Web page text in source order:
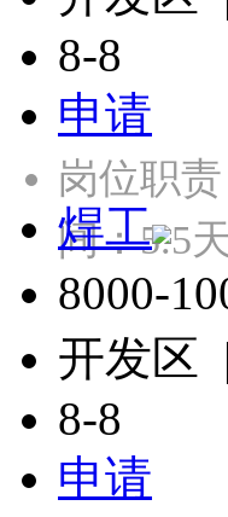
8-8
申请
岗位职
间：5.5
焊工
8000-
开发区
8-8
申请